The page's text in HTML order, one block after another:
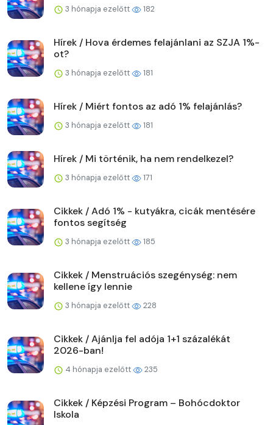
3 hónapja ezelőtt 182
Hírek / Hova érdemes felajánlani az SZJA 1%-
ot?
3 hónapja ezelőtt 181
Hírek / Miért fontos az adó 1% felajánlás?
3 hónapja ezelőtt 181
Hírek / Mi történik, ha nem rendelkezel?
3 hónapja ezelőtt 171
Cikkek / Adó 1% - kutyákra, cicák mentésére
fontos segítség
3 hónapja ezelőtt 185
Cikkek / Menstruációs szegénység: nem
kellene így lennie
3 hónapja ezelőtt 228
Cikkek / Ajánlja fel adója 1+1 százalékát
2026-ban!
4 hónapja ezelőtt 235
Cikkek / Képzési Program – Bohócdoktor
Iskola